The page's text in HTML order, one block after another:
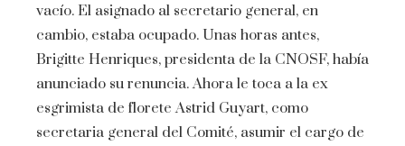
vacío. El asignado al secretario general, en
cambio, estaba ocupado. Unas horas antes,
Brigitte Henriques, presidenta de la CNOSF, había
anunciado su renuncia. Ahora le toca a la ex
esgrimista de florete Astrid Guyart, como
secretaria general del Comité, asumir el cargo de